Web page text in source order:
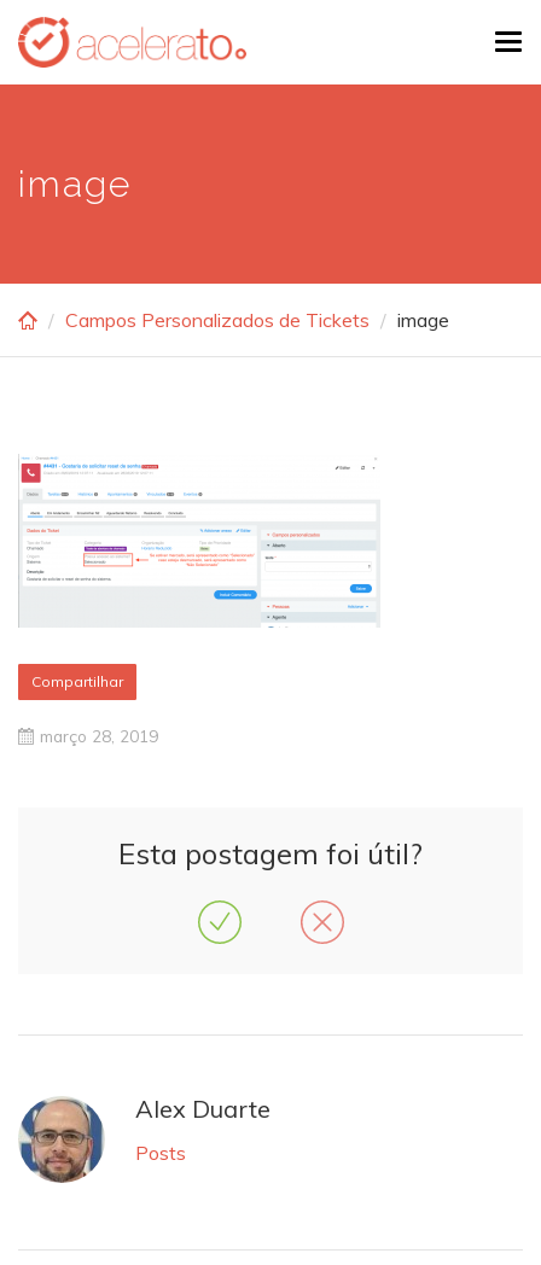
Skip
main
image
Campos Personalizados de Tickets image
Compartilhar
março 28, 2019
Esta postagem foi útil?
Alex Duarte
Posts